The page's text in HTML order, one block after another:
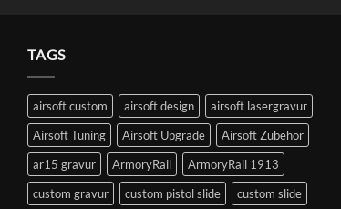
TAGS
airsoft custom airsoft design
airsoft lasergravur
Airsoft Tuning
Airsoft Upgrade
Airsoft Zubehör
ar15 gravur
ArmoryRail
ArmoryRail 1913
custom gravur
custom pistol slide
custom slide